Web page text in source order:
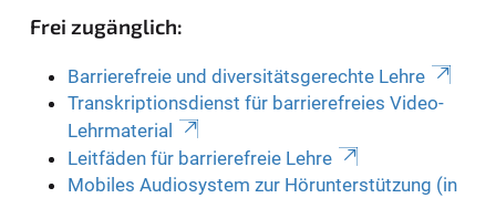
Frei zugänglich:
Barrierefreie und diversitätsgerechte Lehre
Transkriptionsdienst für barrierefreies Video-
Lehrmaterial
Leitfäden für barrierefreie Lehre
Mobiles Audiosystem zur Hörunterstützung (in